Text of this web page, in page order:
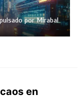
Mirabal
en